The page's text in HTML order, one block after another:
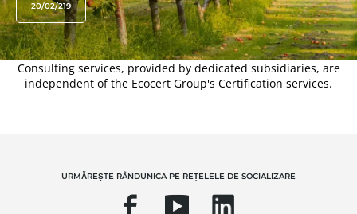
20/02/219
Consulting services, provided by dedicated subsidiaries, are
independent of the Ecocert Group's Certification services.
URMĂREȘTE RÂNDUNICA PE REȚELELE DE SOCIALIZARE